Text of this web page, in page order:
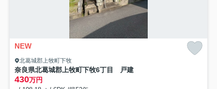
NEW
北葛城郡上牧町下牧
奈良県北葛城郡上牧町下牧6丁目 戸建
430万円